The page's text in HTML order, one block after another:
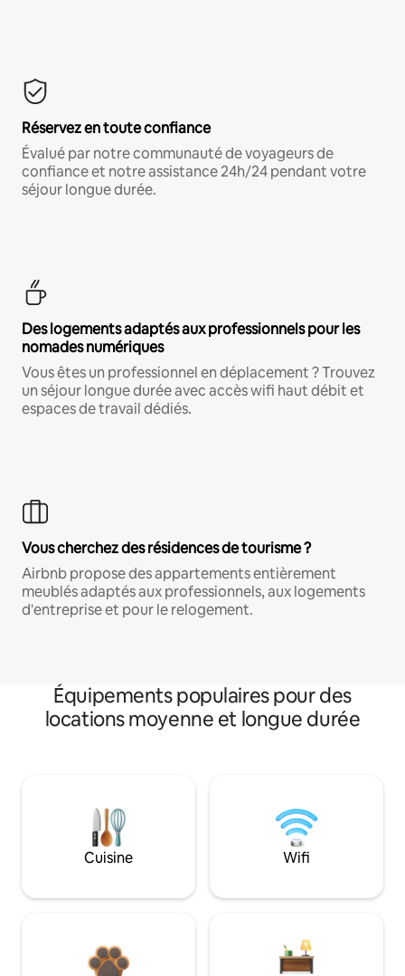
Réservez en toute confiance
Évalué par notre communauté de voyageurs de
confiance et notre assistance 24h/24 pendant votre
séjour longue durée.
Des logements adaptés aux professionnels pour les
nomades numériques
Vous êtes un professionnel en déplacement ? Trouvez
un séjour longue durée avec accès wifi haut débit et
espaces de travail dédiés.
Vous cherchez des résidences de tourisme ?
Airbnb propose des appartements entièrement
meublés adaptés aux professionnels, aux logements
d'entreprise et pour le relogement.
Équipements populaires pour des
locations moyenne et longue durée
Cuisine Wifi